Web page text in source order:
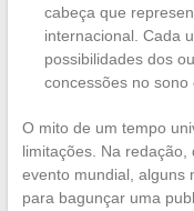
cabeça que
internacional. Cada
possibilidades dos
concessões no sono
O mito de um tempo
limitações. Na
evento mundial, alguns
para bagunçar uma